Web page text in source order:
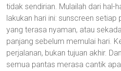
tidak sendirian. Mulailah dari hal-
lakukan hari ini: sunscreen
yang terasa nyaman, atau
panjang sebelum memulai hari.
perjalanan, bukan tujuan akhir.
semua pantas merasa cantik